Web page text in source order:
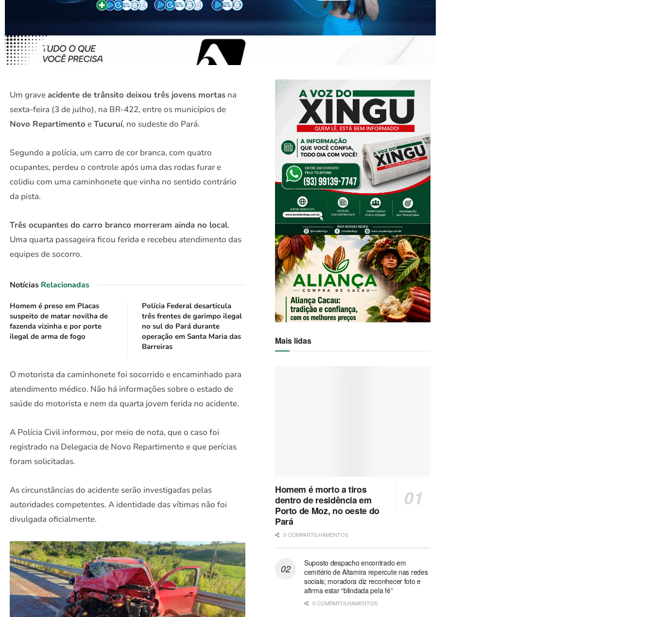
Um graveacidente de trânsito deixou três jovens mortas na
sexta-feira (3 de julho), na BR-422, entre os municípios de
Novo Repartimento eTucuruí, no sudeste do Pará.
Segundo a polícia, um carro de cor branca, com quatro
ocupantes, perdeu o controle após uma das rodas furar e
colidiu com uma caminhonete que vinha no sentido contrário
da pista.
Três ocupantes do carro branco morreram ainda no local.
Uma quarta passageira ficou ferida e recebeu atendimento das
equipes de socorro.
Notícias Relacionadas
Homem é preso em Placas
suspeito de matar novilha de
fazenda vizinha e por porte
ilegal de arma de fogo
Polícia Federal desarticula
três frentes de garimpo ilegal
no sul do Pará durante
operação em Santa Maria das
Barreiras
O motorista da caminhonete foi socorrido e encaminhado para
atendimento médico. Não há informações sobre o estado de
saúde do motorista e nem da quarta jovem ferida no acidente.
A Polícia Civil informou, por meio de nota, que o caso foi
registrado na Delegacia de Novo Repartimento e que perícias
foram solicitadas.
As circunstâncias do acidente serão investigadas pelas
autoridades competentes. A identidade das vítimas não foi
divulgada oficialmente.
Mais lidas
Homem é morto a tiros
dentro de residência em
Porto de Moz, no oeste do
Pará
0 COMPARTILHAMENTOS
Suposto despacho encontrado em
cemitério de Altamira repercute nas redes
sociais; moradora diz reconhecer foto e
afirma estar “blindada pela fé”
0 COMPARTILHAMENTOS